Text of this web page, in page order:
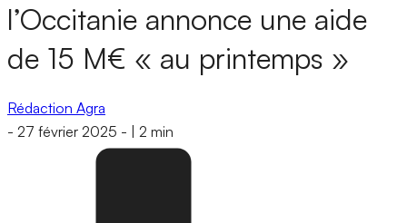
l’Occitanie annonce une aide
de 15 M€ « au printemps »
Rédaction Agra
- 27 février 2025 - 2 min